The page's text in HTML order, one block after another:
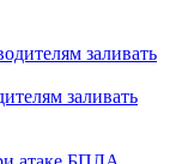
заливать